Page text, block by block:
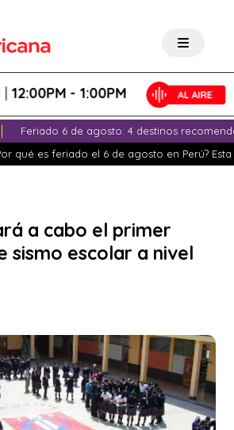
- 1:00PM
Feriado 6 de agosto: 4 destinos
qué es feriado el 6 de agosto en Perú?
a cabo el primer
sismo escolar a nivel